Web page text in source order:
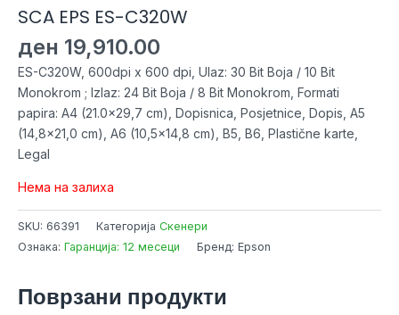
SCA EPS ES-C320W
ден 19,910.00
ES-C320W, 600dpi x 600 dpi, Ulaz: 30 Bit Boja / 10 Bit
Monokrom ; Izlaz: 24 Bit Boja / 8 Bit Monokrom, Formati
papira: A4 (21.0×29,7 cm), Dopisnica, Posjetnice, Dopis, A5
(14,8×21,0 cm), A6 (10,5×14,8 cm), B5, B6, Plastične karte,
Legal
Нема на залиха
SKU: 66391 Категорија Скенери
Ознака: Гаранција: 12 месеци Бренд: Epson
Поврзани продукти